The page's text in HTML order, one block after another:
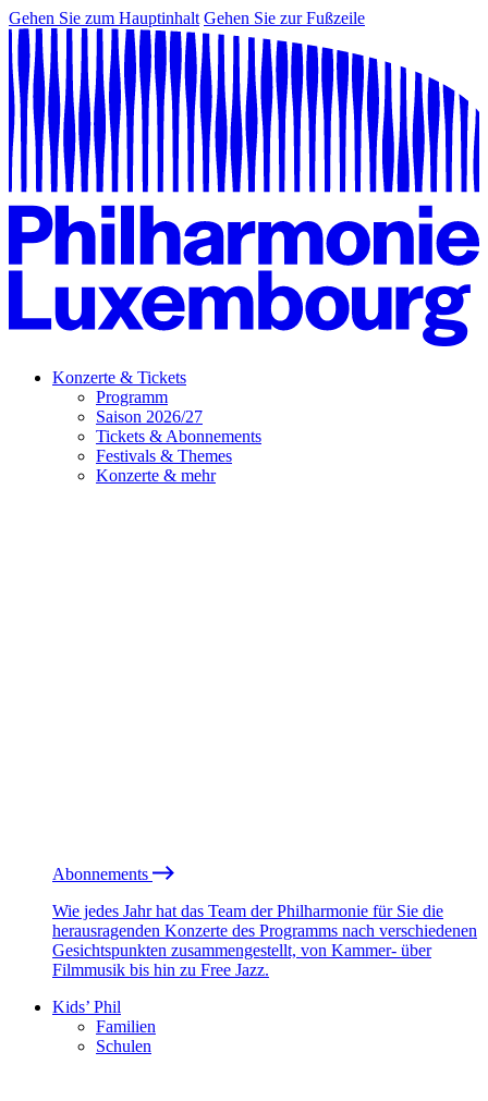
Gehen Sie zum Hauptinhalt Gehen Sie zur Fußzeile
Konzerte & Tickets
Programm
Saison 2026/27
Tickets & Abonnements
Festivals & Themes
Konzerte & mehr
Abonnements
Wie jedes Jahr hat das Team der Philharmonie für Sie die
herausragenden Konzerte des Programms nach verschiedenen
Gesichtspunkten zusammengestellt, von Kammer- über
Filmmusik bis hin zu Free Jazz.
Kids’ Phil
Familien
Schulen